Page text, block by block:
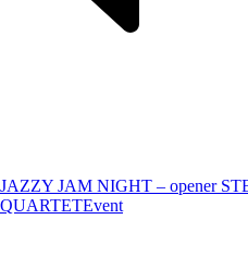
JAZZY JAM NIGHT – opener
QUARTETEvent